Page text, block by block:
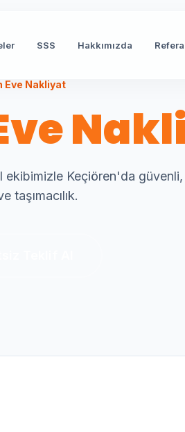
SSS Hakkımızda
Eve Nakliyat
ekibimizle Keçiören'da güvenli,
taşımacılık.